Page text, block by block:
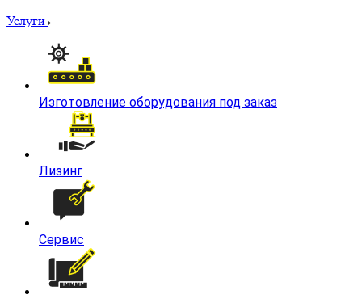
Услуги
Изготовление оборудования под заказ
Лизинг
Сервис